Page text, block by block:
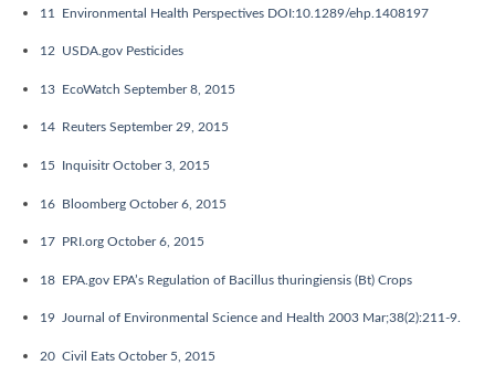
11 Environmental Health Perspectives DOI:10.1289/ehp.1408197
12 USDA.gov Pesticides
13 EcoWatch September 8, 2015
14 Reuters September 29, 2015
15 Inquisitr October 3, 2015
16 Bloomberg October 6, 2015
17 PRI.org October 6, 2015
18 EPA.gov EPA’s Regulation of Bacillus thuringiensis (Bt) Crops
19 Journal of Environmental Science and Health 2003 Mar;38(2):211-9.
20 Civil Eats October 5, 2015